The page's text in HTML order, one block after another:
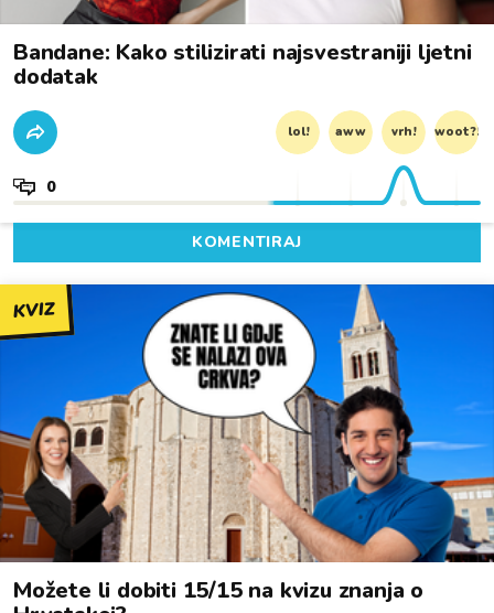
Bandane: Kako stilizirati najsvestraniji ljetni
dodatak
lol! aww vrh! woot?!
0
KOMENTIRAJ
KVIZ
Možete li dobiti 15/15 na kvizu znanja o